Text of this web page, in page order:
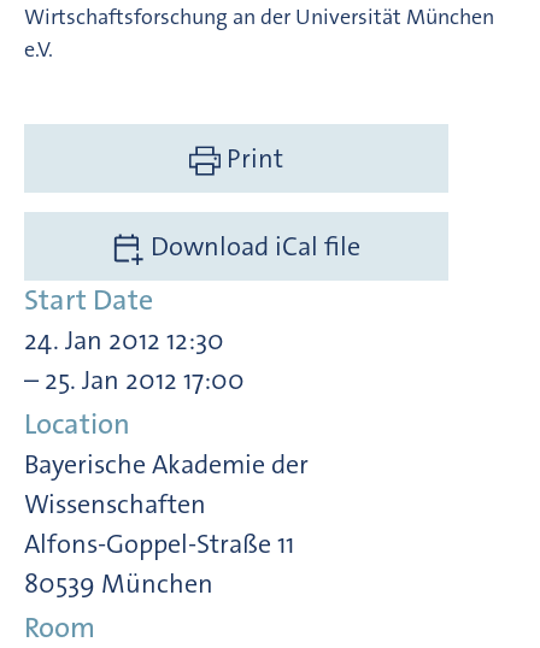
Wirtschaftsforschung an der Universität München
e.V.
Print
Download iCal file
Start Date
24. Jan 2012 12:30
– 25. Jan 2012 17:00
Location
Bayerische Akademie der
Wissenschaften
Alfons-Goppel-Straße 11
80539 München
Room